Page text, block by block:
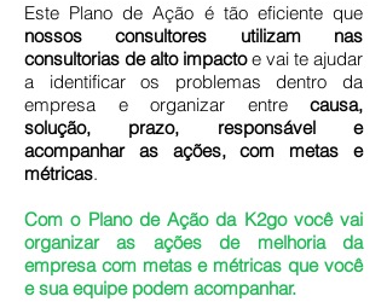
Este Plano de Ação é tão eficiente que
nossos consultores utilizam nas
consultorias de alto impactoe vai te ajudar
a identificar os problemas dentro da
empresa e organizar entre causa,
solução, prazo, responsável e
acompanhar as ações, com metas e
métricas.
Com o Plano de Ação da K2go você vai
organizar as ações de melhoria da
empresa com metas e métricas que você
e sua equipe podem acompanhar.